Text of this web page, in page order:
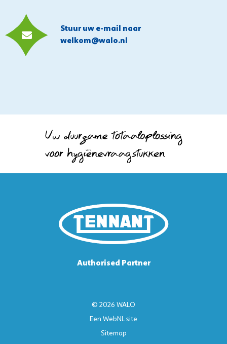
Stuur uw e-mail naar
welkom@walo.nl
Authorised Partner
© 2026 WALO
Een WebNLsite
Sitemap